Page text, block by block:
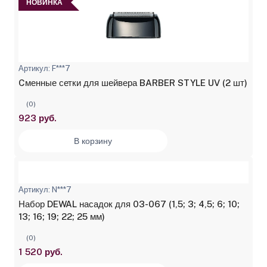
НОВИНКА
Артикул: F***7
Cменные сетки для шейвера BARBER STYLE UV (2 шт)
(0)
923 руб.
В корзину
Артикул: N***7
Набор DEWAL насадок для 03-067 (1,5; 3; 4,5; 6; 10;
13; 16; 19; 22; 25 мм)
(0)
1 520 руб.